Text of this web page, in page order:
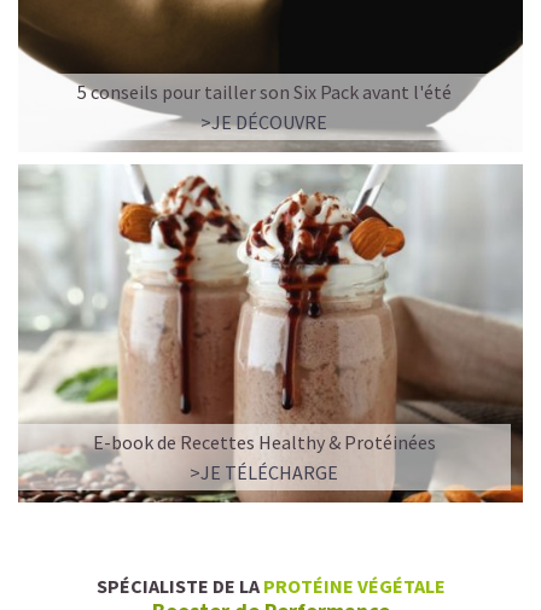
5 conseils pour tailler son Six Pack avant l'été
>JE DÉCOUVRE
E-book de Recettes Healthy & Protéinées
>JE TÉLÉCHARGE
SPÉCIALISTE DE LA PROTÉINE VÉGÉTALE